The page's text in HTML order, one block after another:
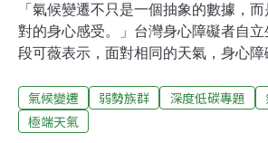
「氣候變遷不只是一個抽象的數據，
對的身心感受。」台灣身心障礙者自
段可薇表示，面對相同的天氣，身心
防災設計應納入不同障礙者的經驗。台
生活聯盟本月3日舉辦「身心的氣象預
氣候變遷 弱勢族群 深度低碳專題
極端天氣